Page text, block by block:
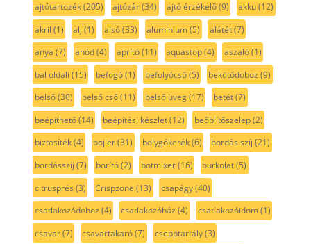
ajtótartozék(205) ajtózár(34) ajtó érzékelő(9) akku(12)
akril (1) alj (1) alsó(33) aluminium(5) alátét(7)
anya (7) anód(4) aprító(11) aquastop(4) aszaló(1)
bal oldali (15) befogó(1) befolyócső(5) bekötődoboz (9)
belső(30) belső cső(11) belső üveg(17) betét(7)
beépíthető(14) beépítési készlet(12) beőblítőszelep(2)
biztosíték(4) bojler(31) bolygókerék(6) bordás szíj (21)
bordásszíj (7) borító(2) botmixer(16) burkolat(5)
citrusprés (3) Crispzone (13) csapágy(40)
csatlakozódoboz (4) csatlakozóház (4) csatlakozóidom(1)
csavar(7) csavartakaró(7) csepptartály(3)